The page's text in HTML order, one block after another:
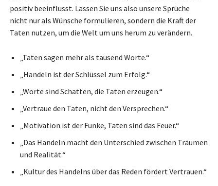
positiv beeinflusst. Lassen Sie uns also unsere Sprüche
nicht nur als Wünsche formulieren, sondern die Kraft der
Taten nutzen, um die Welt um uns herum zu verändern.
„Taten sagen mehr als tausend Worte.“
„Handeln ist der Schlüssel zum Erfolg.“
„Worte sind Schatten, die Taten erzeugen.“
„Vertraue den Taten, nicht den Versprechen.“
„Motivation ist der Funke, Taten sind das Feuer.“
„Das Handeln macht den Unterschied zwischen Träumen
und Realität.“
„Kultur des Handelns über das Reden fördert Vertrauen.“